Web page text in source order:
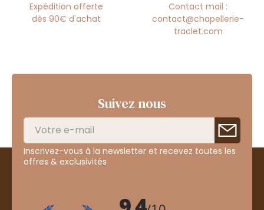
Expédition offerte
dès 90€ d'achat
Contact mail :
contact@chapellerie-
traclet.com
Suivez nous
Inscrivez-vous à la newsletter et recevez toutes les
offres & exclusivités